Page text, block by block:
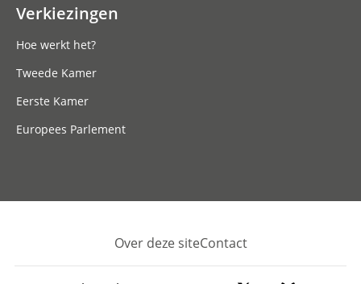
Verkiezingen
Hoe werkt het?
Tweede Kamer
Eerste Kamer
Europees Parlement
Footer
Over deze siteContact